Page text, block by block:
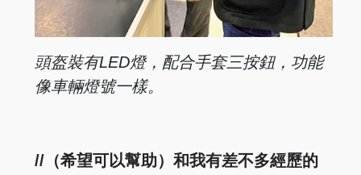
頭盔裝有LED燈，配合手套三按鈕，功能
像車輛燈號一樣。
//（希望可以幫助）和我有差不多經歷的